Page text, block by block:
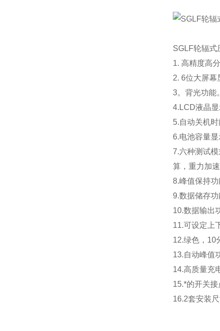
SGLF轮辐式
1. 高精度高
2. 6位大屏幕
3。背光功能
4.LCD液晶
5.自动关机
6.电池容量
7.六种测试
算，重力加
8.峰值保持
9.数据储存
10.数据输出
11.可设定上
12.绿色， 10
13.自动峰值
14.高质量充
15.*的开关
16.2套安装